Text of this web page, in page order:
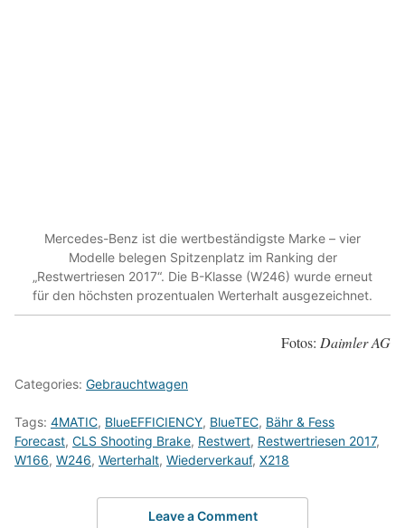
Mercedes-Benz ist die wertbeständigste Marke – vier
Modelle belegen Spitzenplatz im Ranking der
„Restwertriesen 2017“. Die B-Klasse (W246) wurde erneut
für den höchsten prozentualen Werterhalt ausgezeichnet.
Fotos: Daimler AG
Categories: Gebrauchtwagen
Tags: 4MATIC, BlueEFFICIENCY, BlueTEC, Bähr & Fess
Forecast, CLS Shooting Brake, Restwert, Restwertriesen 2017,
W166, W246, Werterhalt, Wiederverkauf, X218
Leave a Comment